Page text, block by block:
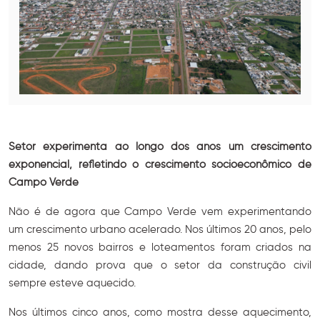
Setor experimenta ao longo dos anos um crescimento
exponencial, refletindo o crescimento socioeconômico de
Campo Verde
Não é de agora que Campo Verde vem experimentando
um crescimento urbano acelerado. Nos últimos 20 anos, pelo
menos 25 novos bairros e loteamentos foram criados na
cidade, dando prova que o setor da construção civil
sempre esteve aquecido.
Nos últimos cinco anos, como mostra desse aquecimento,